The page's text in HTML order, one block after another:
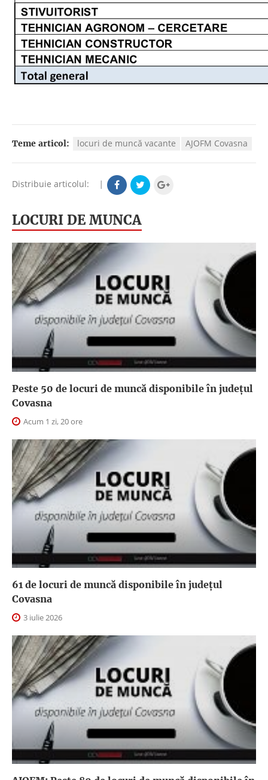
Teme articol: locuri de muncă vacante AJOFM Covasna
Distribuie articolul: |
LOCURI DE MUNCA
Peste 50 de locuri de muncă disponibile în județul
Covasna
Acum 1 zi, 20 ore
61 de locuri de muncă disponibile în județul
Covasna
3 iulie 2026